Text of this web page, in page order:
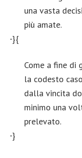
una vasta
più amate.
-}{
Come a fine di
la codesto
dalla vincita
minimo una
prelevato.
-}